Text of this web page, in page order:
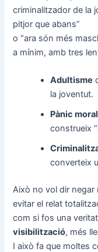
criminalitzador de la
pitjor que abans”
o “ara són més
a mínim, amb tres
Adultisme
la joventut.
Pànic moral
construeix
converteix
Això no vol dir negar
evitar el relat
com si fos una
visibilització, més
I això fa que moltes